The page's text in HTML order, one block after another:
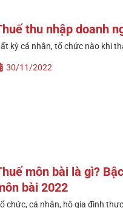
thu nhập doanh
kỳ cá nhân, tổ chức nào khi
30/11/2022
môn bài là gì?
bài 2022
chức, cá nhân, hộ gia đình